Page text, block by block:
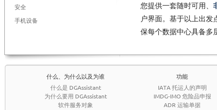
安全
手机设备
您提供一套随时可用、
户界面。基于以上出
保每个数据中心具备多
什么、为什么以及为谁
什么是 DGAssistant
为什么要用 DGAssistant
软件服务对象
功能
IATA 托运人的声明
IMDG-IMO 危险品申报
ADR 运输单据